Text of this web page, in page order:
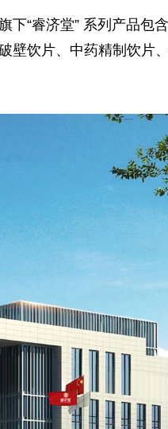
“睿济堂” 系列产品包
壁饮片、中药精制饮片